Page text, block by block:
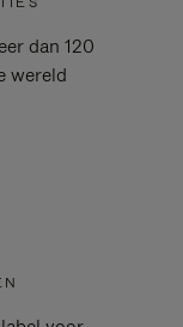
dan 120
wereld